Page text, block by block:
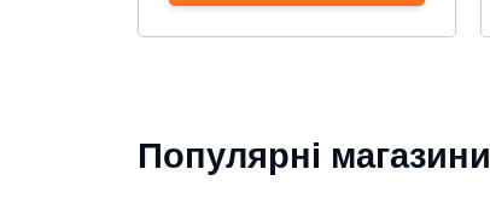
Популярні магазини